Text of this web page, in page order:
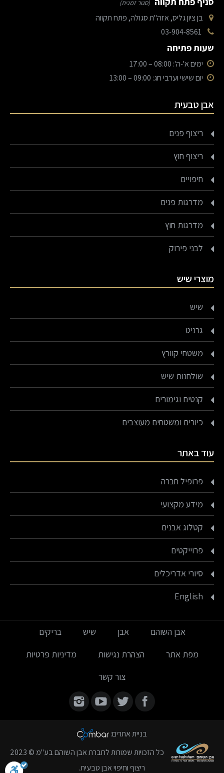
(סגור זמנית)
בן ציון גליס, אזה"ת סגולה, פתח תקווה
שעות פתיחה
ימים א'-ה': 08:00 – 17:00
יום שישי וערבי חג: 09:00 – 13:00
אבן טבעית
ריצוף פנים
ריצוף חוץ
חיפויים
מדרגות פנים
מדרגות חוץ
לבני פירוק
מוצרי שיש
שיש
גרניט
משטחי קוורץ
שולחנות שיש
קנטים וגימורים
כיורים ומשטחים מעוצבים
עוד באתר
פרופיל חברה
מידע מקצועי
קטלוג אבנים
פרוייקטים
סיורי אדריכלים
English
אבן השוהם אבן שיש
בריקים
מפת אתר
הצהרת נגישות
מדיניות פרטיות
צור קשר
בניית אתרים:
כל הזכויות שמורות לחברת אבן השוהם בע"מ © 2023
ריצוף וחיפוי אבן טבעית.